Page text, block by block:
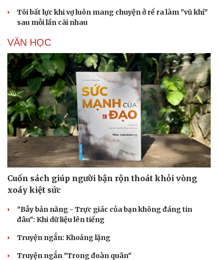
Tôi bất lực khi vợ luôn mang chuyện ở rể ra làm "vũ khí"
sau mỗi lần cãi nhau
VĂN HỌC
Cuốn sách giúp người bận rộn thoát khỏi vòng
xoáy kiệt sức
"Bẫy bản năng - Trực giác của bạn không đáng tin
đâu": Khi dữ liệu lên tiếng
Truyện ngắn: Khoảng lặng
Truyện ngắn "Trong đoàn quân"